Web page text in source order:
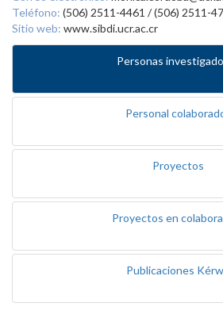
Teléfono: (506) 2511-4461 / (506) 2511-
Sitio web: www.sibdi.ucr.ac.cr
Personas
Personal
Proyectos
Proyectos en
Publicaciones